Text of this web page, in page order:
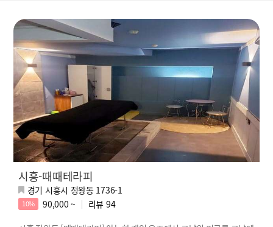
시흥-때때테라피
경기 시흥시 정왕동 1736-1
10% 90,000 ~ 리뷰 94